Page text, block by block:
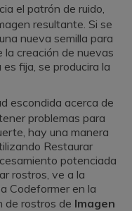
el patrón de ruido,
resultante.󠀲󠀡󠀠󠀦󠀣󠀩󠀣󠀠󠀤󠀳󠀰 Si se
nueva semilla para
la creación de nuevas
fija, se producira la
escondida acerca de
problemas para
hay una manera
Restaurar
potenciada
rostros, ve a la
Codeformer en la
de rostros de Imagen